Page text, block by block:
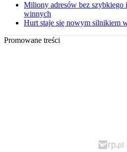
Miliony adresów bez
winnych
Hurt staje się nowym silnikiem
Promowane treści